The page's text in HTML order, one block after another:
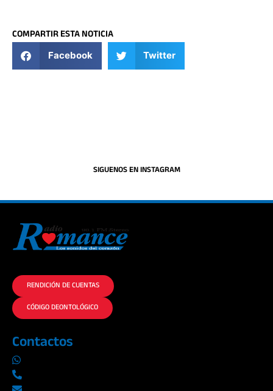
COMPARTIR ESTA NOTICIA
Facebook Twitter
SIGUENOS EN INSTAGRAM
RENDICIÓN DE CUENTAS
CÓDIGO DEONTOLÓGICO
Contactos